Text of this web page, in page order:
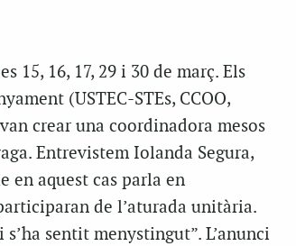
15, 16, 17, 29 i 30 de març. Els
(USTEC-STEs, CCOO,
van crear una coordinadora mesos
Entrevistem Iolanda Segura,
en aquest cas parla en
de l’aturada unitària.
sentit menystingut”. L’anunci